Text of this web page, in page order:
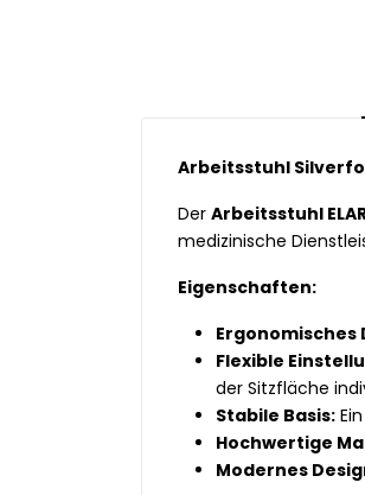
Arbeitsstuhl
DerArbeitsstuhl
medizinische
Eigenschaften:
Ergonomisches
Flexible
der Sitzfläche
Stabile Basis:
Hochwertige
Modernes